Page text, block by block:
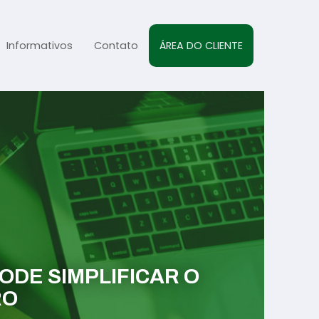
Informativos Contato ÁREA DO CLIENTE
SIMPLIFICAR O